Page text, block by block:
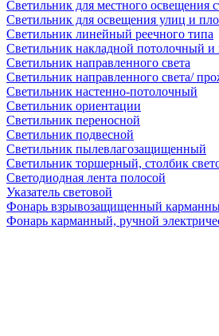
Светильник для местного освещения
Светильник для освещения улиц и
Светильник линейный реечного типа
Светильник накладной потолочный и
Светильник направленного света
Светильник направленного света/
Светильник настенно-потолочный
Светильник ориентации
Светильник переносной
Светильник подвесной
Светильник пылевлагозащищенный
Светильник торшерный, столбик
Светодиодная лента полосой
Указатель световой
Фонарь взрывозащищенный
Фонарь карманный, ручной